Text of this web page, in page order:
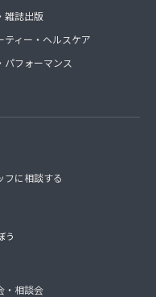
雑誌出版
ティー・ヘルスケア
パフォーマンス
フに相談する
う
・相談会